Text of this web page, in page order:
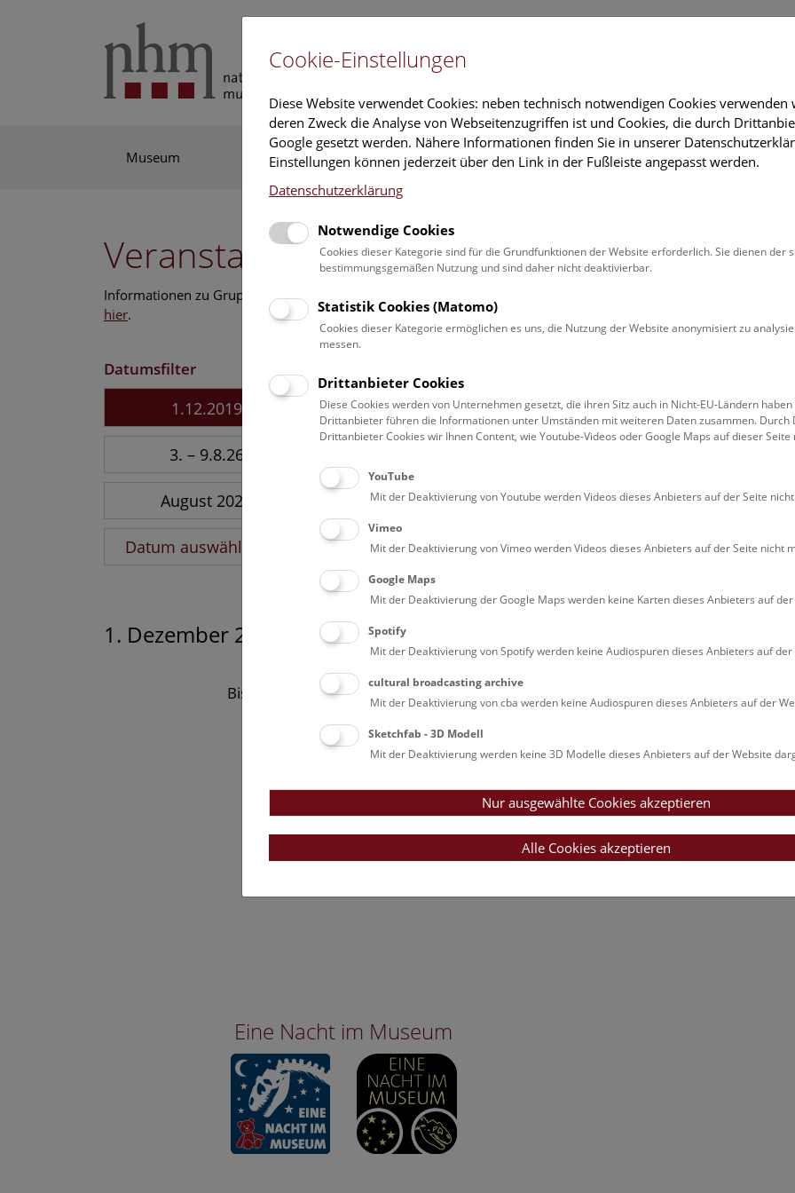
Museum Ausstellung Forschung Führungen & Aktivitäten Deck 50
Veranstaltungskalender
Informationen zu Gruppen,- Kindergarten- und Schulprogrammen finden Sie
hier.
Datumsfilter
1.12.2019
3. – 9.8.26
August 2026
Datum auswählen
Erwachsene (0)
Familien (0)
Führungen &
Kulinarik &
1. Dezember 2019
Bisher keine Ergebnisse. Dienstags ist das NHM Wien in der Regel geschlossen.
Eine Nacht im Museum
Cookie-Einstellungen
Diese Website verwendet Cookies: neben technisch notwendigen Cookies verwenden
deren Zweck die Analyse von Webseitenzugriffen ist und Cookies, die durch
Google gesetzt werden. Nähere Informationen finden Sie in unserer
Einstellungen können jederzeit über den Link in der Fußleiste angepasst werden.
Datenschutzerklärung
Notwendige Cookies
Cookies dieser Kategorie sind für die Grundfunktionen der Website erforderlich. Sie dienen der
bestimmungsgemäßen Nutzung und sind daher nicht deaktivierbar.
Statistik Cookies (Matomo)
Cookies dieser Kategorie ermöglichen es uns, die Nutzung der Website anonymisiert zu
messen.
Drittanbieter Cookies
Diese Cookies werden von Unternehmen gesetzt, die ihren Sitz auch in Nicht-EU-Ländern haben
Drittanbieter führen die Informationen unter Umständen mit weiteren Daten zusammen. Durch
Drittanbieter Cookies wir Ihnen Content, wie Youtube-Videos oder Google Maps auf dieser
YouTube
Mit der Deaktivierung von Youtube werden Videos dieses Anbieters auf der Seite
Vimeo
Mit der Deaktivierung von Vimeo werden Videos dieses Anbieters auf der Seite nicht
Google Maps
Mit der Deaktivierung der Google Maps werden keine Karten dieses Anbieters auf
Spotify
Mit der Deaktivierung von Spotify werden keine Audiospuren dieses Anbieters auf
cultural broadcasting archive
Mit der Deaktivierung von cba werden keine Audiospuren dieses Anbieters auf der
Sketchfab - 3D Modell
Mit der Deaktivierung werden keine 3D Modelle dieses Anbieters auf der Website
Nur ausgewählte Cookies akzeptieren
Alle Cookies akzeptieren